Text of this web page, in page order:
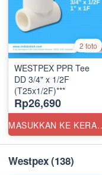
2 foto
WESTPEX PPR Tee
DD 3/4" x 1/2F
(T25x1/2F)***
Rp26,690
Westpex(138)